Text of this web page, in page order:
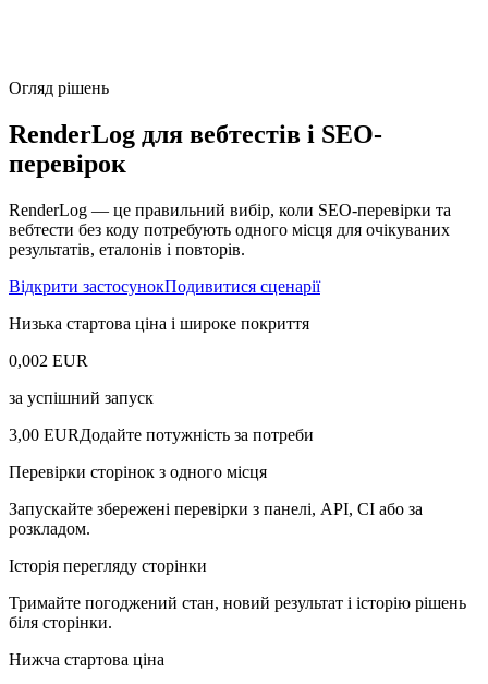
Огляд рішень
RenderLog для вебтестів і SEO-
перевірок
RenderLog — це правильний вибір, коли SEO-перевірки та
вебтести без коду потребують одного місця для очікуваних
результатів, еталонів і повторів.
Відкрити застосунокПодивитися сценарії
Низька стартова ціна і широке покриття
0,002 EUR
за успішний запуск
3,00 EURДодайте потужність за потреби
Перевірки сторінок з одного місця
Запускайте збережені перевірки з панелі, API, CI або за
розкладом.
Історія перегляду сторінки
Тримайте погоджений стан, новий результат і історію рішень
біля сторінки.
Нижча стартова ціна